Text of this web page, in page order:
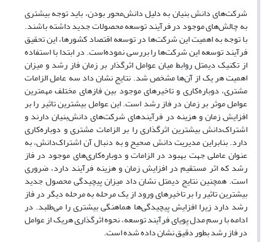
شرکت‌های دانش بنیان به دلیل دانش‌محور بودن، باید توجه بیشتری
به چالش‌های موجود در فرآیند توسعه محصولات جدید داشته باشند.
با توجه به اهمیت این شرکت‌ها در توسعه اقتصاد کشورها، این تحقیق
فرآیند توسعه این شرکت‌ها را بررسی نموده‌است. در ابتدا با استفاده
از تکنیک دیمتل روابط میان عوامل اثرگذار بر زمان فاز رشد و میزان
اهمیت هر یک از آن‌ها مشخص شد. نتایج نشان داد سه عامل الزامات
مشتری، دوبار‌ه‌کاری و تاخیرهای موجود بین فازهای مختلف مهمترین
عوامل موثر بر زمان در فاز رشد است. این عوامل بیشترین تاثیر را بر
افزایش زمان و هزینه در فرآیندهای شرکت‌های دانش‌بنیان دارند و
اشتراک‌دانش بیشترین اثرگذاری را بر الزامات مشتری و دوباره‌کاری
دارد. بنابراین مدیریت دانش صحیح و به دنبال آن اشتراک‌دانش، به
عنوان عاملی جهت بهبود در الزامات و دوباره‌کاری‌های موجود در فاز
رشد که اثر مستقیم در افزایش زمان و هزینه فرآیند دارد، ضروری
است. همچنین نتایج دیمتل نشان داد میزان پیچیدگی محصول جدید
بیشترین تاثیر را بر تاخیرهای ورود از یک مرحله به مرحله دیگر در فاز
رشد دارد زیرا افزایش پیچیدگی‌ها هماهنگی بیشتری را می‌طلبد. در
ادامه با رسم مدل پویای فرآیند توسعه، نحوه اثرگذاری هریک از عوامل
در فاز رشد بطور دقیق نشان ‌داده شده است.